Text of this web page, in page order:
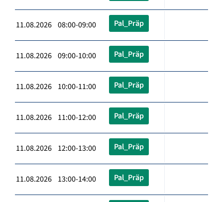
11.08.2026 08:00-09:00 Pal_Präp
11.08.2026 09:00-10:00 Pal_Präp
11.08.2026 10:00-11:00 Pal_Präp
11.08.2026 11:00-12:00 Pal_Präp
11.08.2026 12:00-13:00 Pal_Präp
11.08.2026 13:00-14:00 Pal_Präp